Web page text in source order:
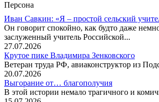
Персона
Иван Савкин: «Я – простой сельский
Он говорит спокойно, как будто даже
заслуженный учитель Российской...
27.07.2026
Крутое пике Владимира Зенковского
Ветеран труда РФ, авиаконструктор из
20.07.2026
Выгорание от… благополучия
В этой истории немало трагичного и